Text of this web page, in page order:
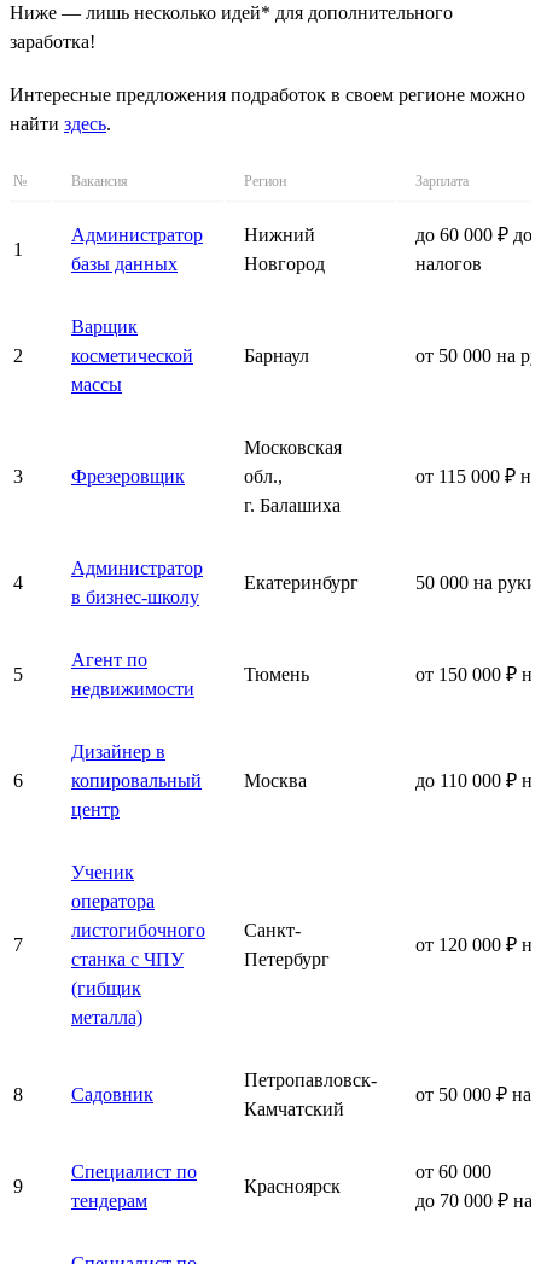
Ниже — лишь несколько идей* для дополнительного
заработка!
Интересные предложения подработок в своем регионе можно
найти здесь.
№ Вакансия Регион Зарплата
1
Администратор
базы данных
Нижний
Новгород
до 60 000 ₽ до
налогов
2
Варщик
косметической
массы
Барнаул от 50 000 на
3 Фрезеровщик
Московская
обл.,
г. Балашиха
от 115 000 ₽
4
Администратор
в бизнес-школу
Екатеринбург 50 000 на руки
5
Агент по
недвижимости
Тюмень от 150 000 ₽
6
Дизайнер в
копировальный
центр
Москва до 110 000 ₽
7
Ученик
оператора
листогибочного
станка с ЧПУ
(гибщик
металла)
Санкт-
Петербург
от 120 000 ₽
8 Садовник
Петропавловск-
Камчатский
от 50 000 ₽ на
9
Специалист по
тендерам
Красноярск
от 60 000
до 70 000 ₽ на